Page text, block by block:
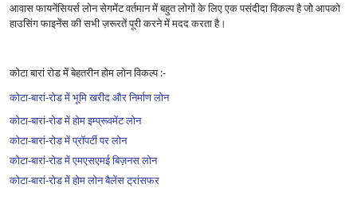
आवास फायनेंसियर्स लोन सेगमेंट वर्तमान में बहुत लोगों के लिए एक पसंदीदा विकल्प है जो आपको
हाउसिंग फाइनेंस की सभी ज़रूरतें पूरी करने में मदद करता है।
कोटा बारां रोड में बेहतरीन होम लोन विकल्प :-
कोटा-बारां-रोड में भूमि खरीद और निर्माण लोन
कोटा-बारां-रोड में होम इम्प्रूवमेंट लोन
कोटा-बारां-रोड में प्रॉपर्टी पर लोन
कोटा-बारां-रोड में एमएसएमई बिज़नस लोन
कोटा-बारां-रोड में होम लोन बैलेंस ट्रांसफर